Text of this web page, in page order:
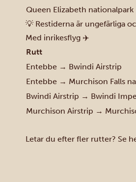
Queen Elizabeth
💡 Restiderna är ungefärliga
Med inrikesflyg ✈️
Rutt
Entebbe → Bwindi Airstrip
Entebbe → Murchison Falls
Bwindi Airstrip → Bwindi
Murchison Airstrip →
Letar du efter fler rutter? Se